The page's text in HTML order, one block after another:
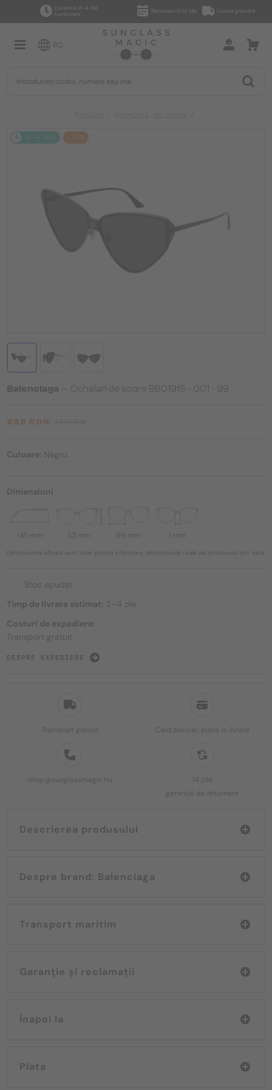
Livrare în 2–4 zile
lucrătoare
Returnare în 14 zile Livrare gratuită
RO
Transport gratuit Card bancar, plata la livrare
shop@sunglassmagic.hu
14 zile
garanție de returnare
Descrierea produsului
Despre brand: Balenciaga
Transport maritim
Garanție și reclamații
Înapoi la
Plata
2-4 ZILE -25%
Balenciaga — Ochelari de soare BB0191S - 001 - 99
958 RON
Culoare: Negru
Dimensiuni
145 mm 53 mm 99 mm 1 mm
Dimensiunile afișate sunt doar pentru informare, dimensiunile reale ale produsului pot varia.
Stoc epuizat
Timp de livrare estimat: 2–4 zile
Costuri de expediere:
Transport gratuit
DESPRE EXPEDIERE